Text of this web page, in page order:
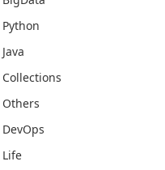
Python
Java
Collections
Others
DevOps
Life